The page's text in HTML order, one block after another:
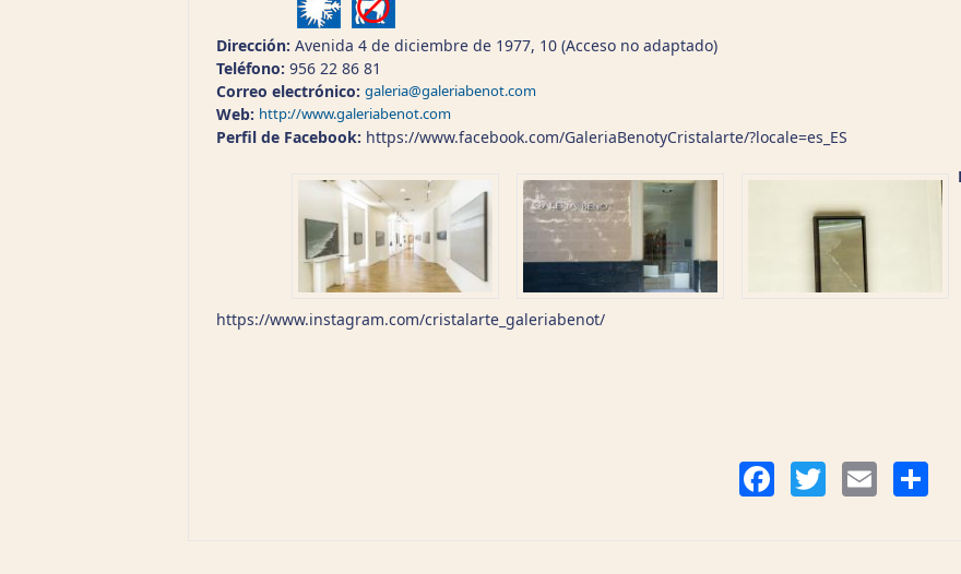
Dirección: Avenida 4 de diciembre de 1977, 10 (Acceso no adaptado)
Teléfono: 956 22 86 81
Correo electrónico: galeria@galeriabenot.com
Web: http://www.galeriabenot.com
Perfil de Facebook: https://www.facebook.com/GaleriaBenotyCristalarte/?locale=es_ES
https://www.instagram.com/cristalarte_galeriabenot/
FacebookTwitter Email